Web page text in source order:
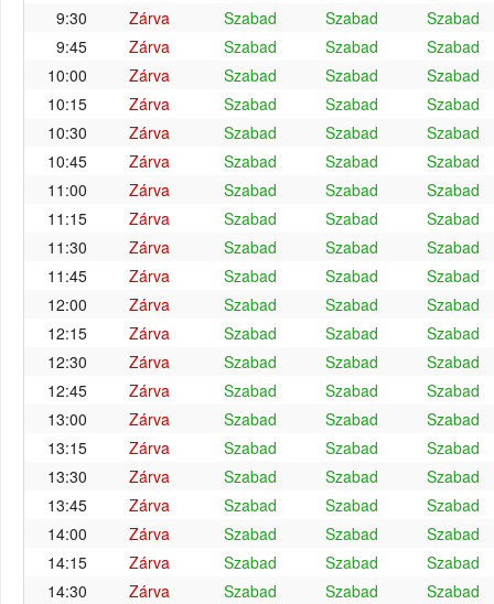
9:30
Zárva Szabad Szabad
Szabad
9:45
Zárva Szabad Szabad
Szabad
10:00
Zárva Szabad Szabad
Szabad
10:15
Zárva Szabad Szabad
Szabad
10:30
Zárva Szabad Szabad
Szabad
10:45
Zárva Szabad Szabad
Szabad
11:00
Zárva Szabad Szabad
Szabad
11:15
Zárva Szabad Szabad
Szabad
11:30
Zárva Szabad Szabad
Szabad
11:45
Zárva Szabad Szabad
Szabad
12:00
Zárva Szabad Szabad
Szabad
12:15
Zárva Szabad Szabad
Szabad
12:30
Zárva Szabad Szabad
Szabad
12:45
Zárva Szabad Szabad
Szabad
13:00
Zárva Szabad Szabad
Szabad
13:15
Zárva Szabad Szabad
Szabad
13:30
Zárva Szabad Szabad
Szabad
13:45
Zárva Szabad Szabad
Szabad
14:00
Zárva Szabad Szabad
Szabad
14:15
Zárva Szabad Szabad
Szabad
14:30
Zárva Szabad Szabad
Szabad